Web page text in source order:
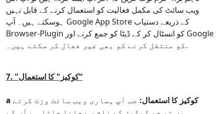
ویب سائٹ کی مکمل فعالیت کو استعمال کرنے کے قابل نہیں
ہوسکتے ہیں۔ آپ Google App Store کے ذریعے دستیاب
Browser-Plugin کو انسٹال کر کے ڈیٹا کو جمع کرنے اور Google
کو منتقل کرنے کو بھی غیر فعال کر سکتے ہیں۔.
7. "کوکیز" کا استعمال“
a کوکیز کا استعمال: جب آپ ہماری ویب سائٹ وزٹ کرتے